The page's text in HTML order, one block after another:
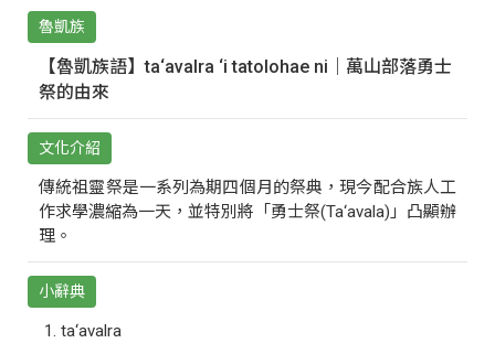
魯凱族
【魯凱族語】ta‘avalra ‘i tatolohae ni｜萬山部落勇士
祭的由來
文化介紹
傳統祖靈祭是一系列為期四個月的祭典，現今配合族人工
作求學濃縮為一天，並特別將「勇士祭(Ta‘avala)」凸顯辦
理。
小辭典
ta‘avalra